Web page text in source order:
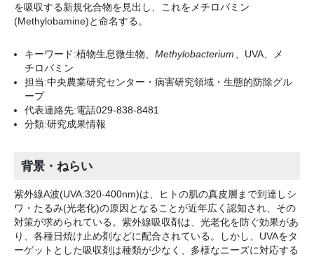
を吸収する新規化合物を見出し、これをメチロバミン
(Methylobamine)と命名する。
キーワード:植物生息微生物、 Methylobacterium
、UVA、メ
チロバミン
担当:中央農業研究センター・病害研究領域・生態的防除グル
ープ
代表連絡先:電話029-838-8481
分類:研究成果情報
背景・ねらい
紫外線A波(UVA:320-400nm)は、ヒトの肌の真皮層まで到達しシ
ワ・たるみ(光老化)の原因となることが近年広く認知され、その
対策が求められている。紫外線吸収剤は、光老化を防ぐ効果があ
り、各種日焼け止め剤などに配合されている。しかし、UVAをタ
ーゲットとした吸収剤は種類が少なく、多様なニーズに対応する